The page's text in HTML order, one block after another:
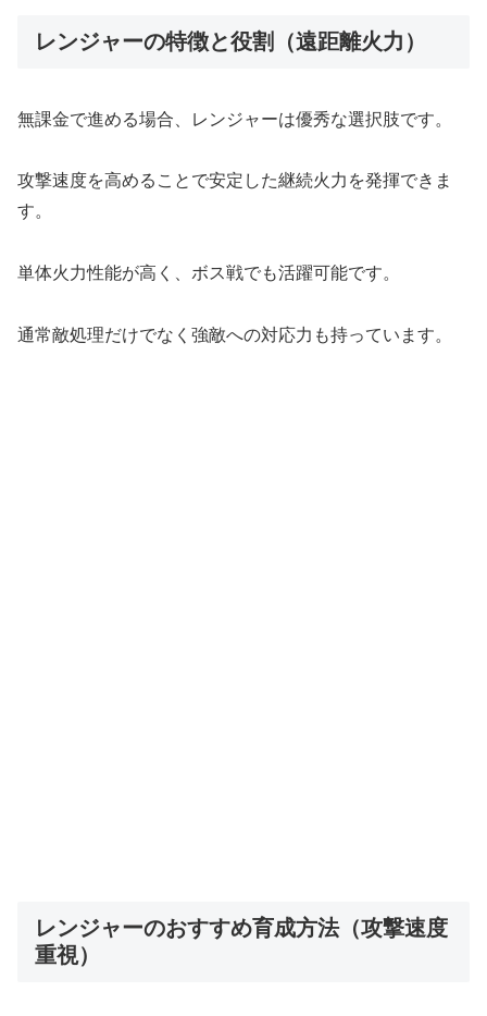
レンジャーの特徴と役割（遠距離火力）
無課金で進める場合、レンジャーは優秀な選択肢です。
攻撃速度を高めることで安定した継続火力を発揮できま
す。
単体火力性能が高く、ボス戦でも活躍可能です。
通常敵処理だけでなく強敵への対応力も持っています。
レンジャーのおすすめ育成方法（攻撃速度
重視）